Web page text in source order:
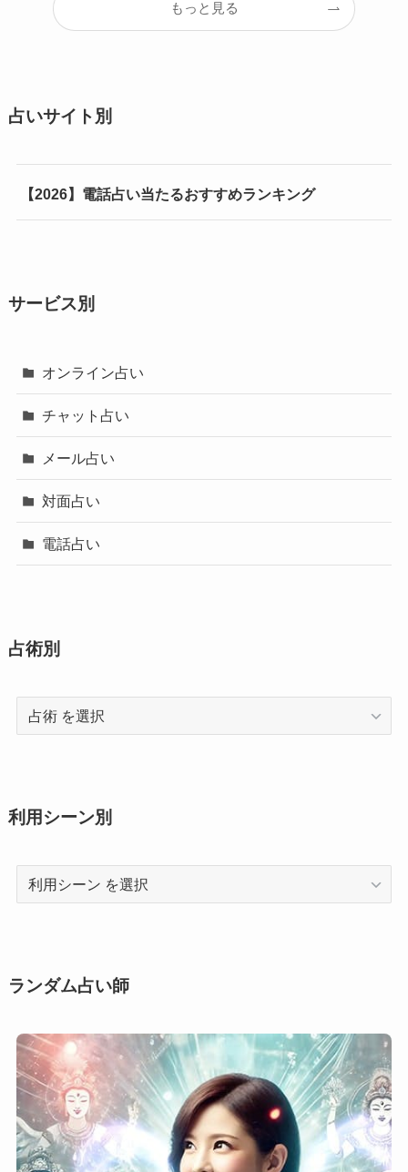
もっと見る
占いサイト別
【2026】電話占い当たるおすすめランキング
サービス別
オンライン占い
チャット占い
メール占い
対面占い
電話占い
占術別
術
利用シーン別
利
用
ン
ランダム占い師